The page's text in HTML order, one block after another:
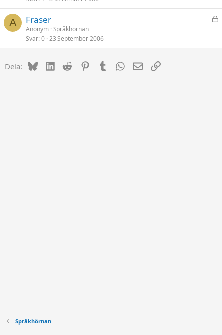
A
L
t
Fraser
Anonym Språkhörnan
Svar 0 23 September 2006
Dela: BlueskyLinkedIn
Reddit PinterestTumblrWhatsApp
E-postLänk
Språkhörnan